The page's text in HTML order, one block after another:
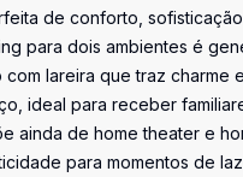
de conforto,
para dois ambientes é
lareira que traz charme e
ideal para receber
ainda de home theater e
para momentos de